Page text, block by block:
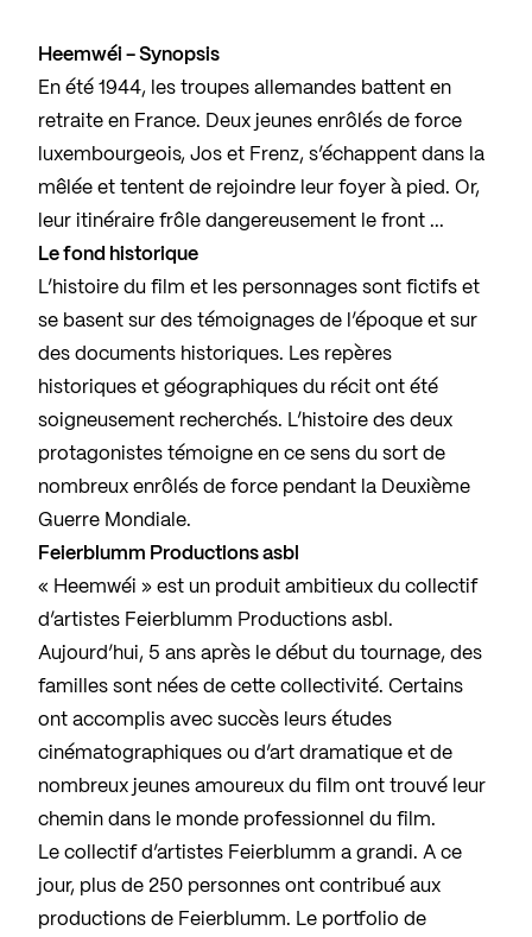
Heemwéi - Synopsis
En été 1944, les troupes allemandes battent en
retraite en France. Deux jeunes enrôlés de force
luxembourgeois, Jos et Frenz, s’échappent dans la
mêlée et tentent de rejoindre leur foyer à pied. Or,
leur itinéraire frôle dangereusement le front ...
Le fond historique
L’histoire du film et les personnages sont fictifs et
se basent sur des témoignages de l’époque et sur
des documents historiques. Les repères
historiques et géographiques du récit ont été
soigneusement recherchés. L’histoire des deux
protagonistes témoigne en ce sens du sort de
nombreux enrôlés de force pendant la Deuxième
Guerre Mondiale.
Feierblumm Productions asbl
« Heemwéi » est un produit ambitieux du collectif
d’artistes Feierblumm Productions asbl.
Aujourd’hui, 5 ans après le début du tournage, des
familles sont nées de cette collectivité. Certains
ont accomplis avec succès leurs études
cinématographiques ou d’art dramatique et de
nombreux jeunes amoureux du film ont trouvé leur
chemin dans le monde professionnel du film.
Le collectif d’artistes Feierblumm a grandi. A ce
jour, plus de 250 personnes ont contribué aux
productions de Feierblumm. Le portfolio de